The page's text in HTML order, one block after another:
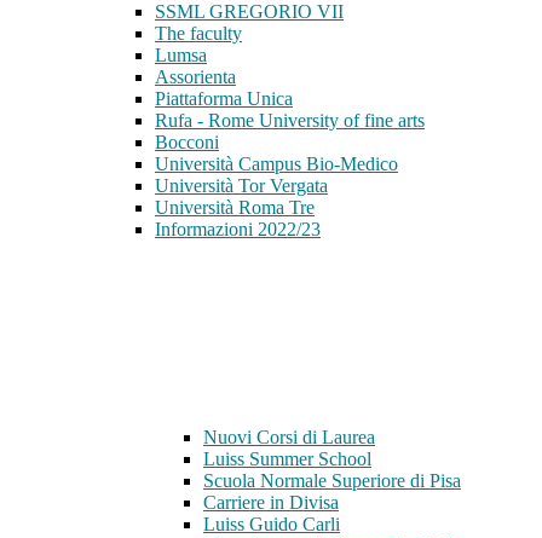
SSML GREGORIO VII
The faculty
Lumsa
Assorienta
Piattaforma Unica
Rufa - Rome University of fine arts
Bocconi
Università Campus Bio-Medico
Università Tor Vergata
Università Roma Tre
Informazioni 2022/23
Nuovi Corsi di Laurea
Luiss Summer School
Scuola Normale Superiore di Pisa
Carriere in Divisa
Luiss Guido Carli